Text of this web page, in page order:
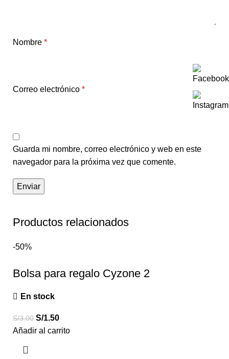
Nombre *
Correo electrónico *
Guarda mi nombre, correo electrónico y web en este
navegador para la próxima vez que comente.
Productos relacionados
-50%
Bolsa para regalo Cyzone 2
En stock
S/3.00 S/1.50
Añadir al carrito